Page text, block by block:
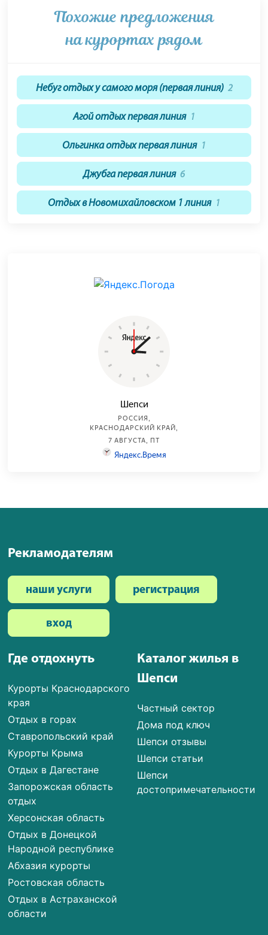
Похожие предложения
на курортах рядом
Небуг отдых у самого моря (первая линия) 2
Агой отдых первая линия 1
Ольгинка отдых первая линия 1
Джубга первая линия 6
Отдых в Новомихайловском 1 линия 1
Где отдохнуть
Курорты Краснодарского
края
Отдых в горах
Ставропольский край
Курорты Крыма
Отдых в Дагестане
Запорожская область
отдых
Херсонская область
Отдых в Донецкой
Народной республике
Абхазия курорты
Ростовская область
Отдых в Астраханской
области
Каталог жилья в
Шепси
Частный сектор
Дома под ключ
Шепси отзывы
Шепси статьи
Шепси
достопримечательности
Рекламодателям
наши услуги регистрация
вход